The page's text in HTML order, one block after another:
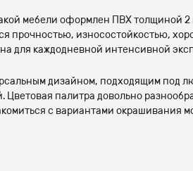
мебели оформлен ПВХ толщиной
прочностью, износостойкостью,
для каждодневной интенсивной
дизайном, подходящим под
Цветовая палитра довольно
с вариантами окрашивания